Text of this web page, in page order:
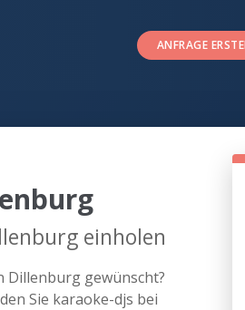
ANFRAGE
einholen
Dillenburg gewünscht?
Sie karaoke-djs bei